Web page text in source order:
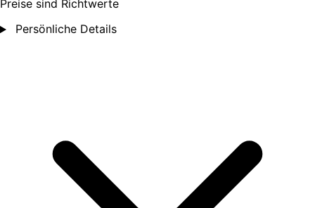
Preise sind Richtwerte
Persönliche Details